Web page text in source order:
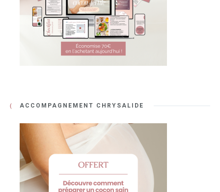
ACCOMPAGNEMENT CHRYSALIDE